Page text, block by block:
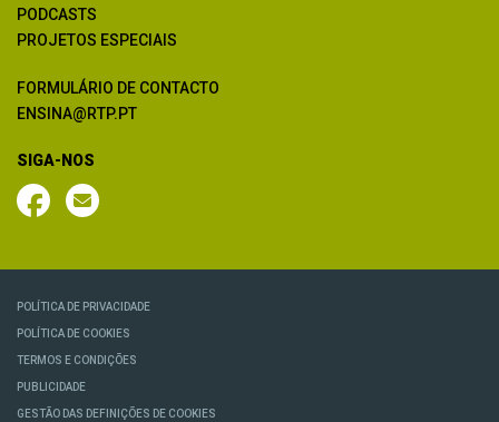
PODCASTS
PROJETOS ESPECIAIS
FORMULÁRIO DE CONTACTO
ENSINA@RTP.PT
SIGA-NOS
POLÍTICA DE PRIVACIDADE
POLÍTICA DE COOKIES
TERMOS E CONDIÇÕES
PUBLICIDADE
GESTÃO DAS DEFINIÇÕES DE COOKIES